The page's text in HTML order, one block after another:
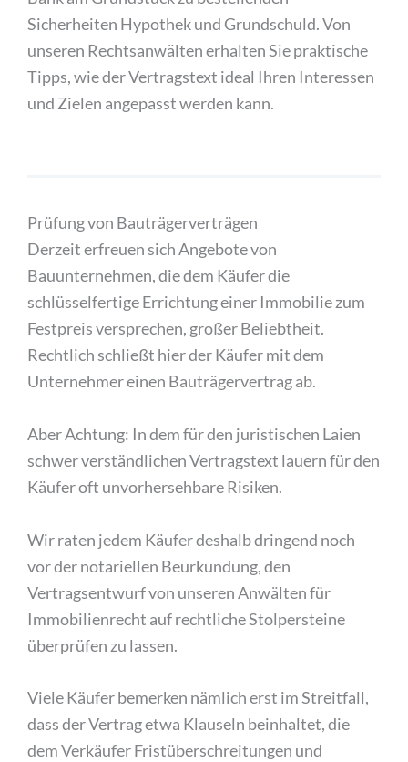
Sicherheiten Hypothek und Grundschuld. Von
unseren Rechtsanwälten erhalten Sie praktische
Tipps, wie der Vertragstext ideal Ihren Interessen
und Zielen angepasst werden kann.
Prüfung von Bauträgerverträgen
Derzeit erfreuen sich Angebote von
Bauunternehmen, die dem Käufer die
schlüsselfertige Errichtung einer Immobilie zum
Festpreis versprechen, großer Beliebtheit.
Rechtlich schließt hier der Käufer mit dem
Unternehmer einen Bauträgervertrag ab.
Aber Achtung: In dem für den juristischen Laien
schwer verständlichen Vertragstext lauern für den
Käufer oft unvorhersehbare Risiken.
Wir raten jedem Käufer deshalb dringend noch
vor der notariellen Beurkundung, den
Vertragsentwurf von unseren Anwälten für
Immobilienrecht auf rechtliche Stolpersteine
überprüfen zu lassen.
Viele Käufer bemerken nämlich erst im Streitfall,
dass der Vertrag etwa Klauseln beinhaltet, die
dem Verkäufer Fristüberschreitungen und